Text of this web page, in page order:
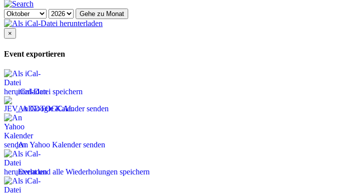
Gehe zu Monat
×
Event exportieren
iCal-Datei speichern
An Google Kalender senden
An Yahoo Kalender senden
Event und alle Wiederholungen speichern